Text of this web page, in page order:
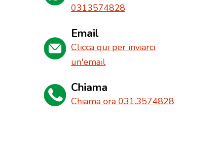
0313574828
Email
Clicca qui per inviarci
un'email
Chiama
Chiama ora 031.3574828